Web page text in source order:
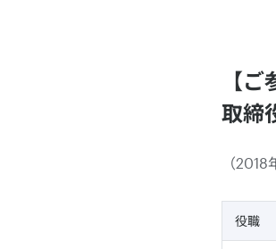
【ご
取締
（
役職